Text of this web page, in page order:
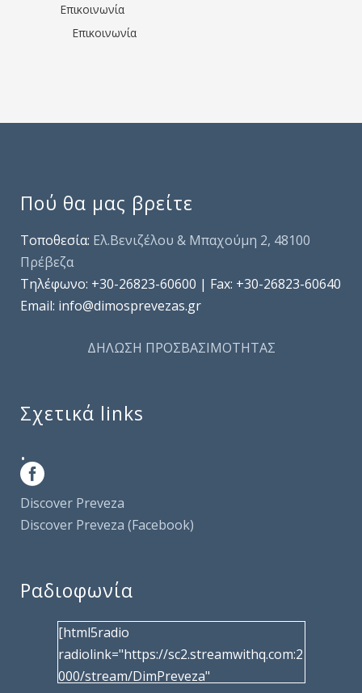
Επικοινωνία
Επικοινωνία
Πού θα μας βρείτε
Τοποθεσία: Ελ.Βενιζέλου & Μπαχούμη 2, 48100
Πρέβεζα
Τηλέφωνo: +30-26823-60600 | Fax: +30-26823-60640
Email: info@dimosprevezas.gr
ΔΗΛΩΣΗ ΠΡΟΣΒΑΣΙΜΟΤΗΤΑΣ
Σχετικά links
.
Discover Preveza
Discover Preveza (Facebook)
Ραδιοφωνία
[html5radio
radiolink="https://sc2.streamwithq.com:2
000/stream/DimPreveza"